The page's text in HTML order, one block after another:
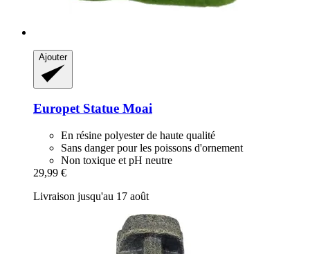
Ajouter
EuropetStatue Moai
En résine polyester de haute qualité
Sans danger pour les poissons d'ornement
Non toxique et pH neutre
29,99 €
Livraison jusqu'au 17 août